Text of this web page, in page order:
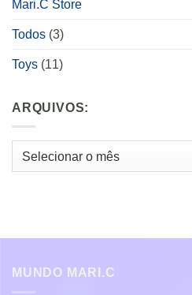
Mari.C Store
Todos (3)
Toys (11)
ARQUIVOS:
Arquivos:
MUNDO MARI.C